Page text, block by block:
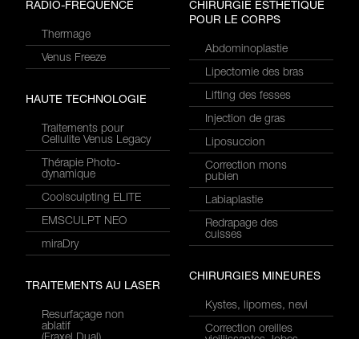
RADIO-FRÉQUENCE
Thermage
Venus Freeze
HAUTE TECHNOLOGIE
Traitements pour
Cellulite Venus Legacy
Thérapie Photo-
dynamique
Coolsculpting ELITE
EMSCULPT NEO
miraDry
TRAITEMENTS AU LASER
Resurfaçage non
ablatif
CHIRURGIE ESTHÉTIQUE
POUR LE CORPS
Abdominoplastie
Lipectomie des bras
Lifting des fesses
Injection de gras
Liposuccion
Correction mons
pubien
Labiaplastie
Redrapage des
cuisses
CHIRURGIES MINEURES
Kystes, lipomes, nevi
Correction oreilles